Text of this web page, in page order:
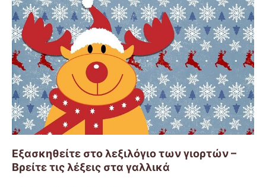
Εξασκηθείτε στο λεξιλόγιο των γιορτών –
Βρείτε τις λέξεις στα γαλλικά